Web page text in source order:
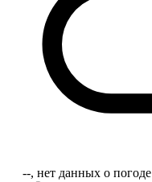
‐‐, нет данных о погоде